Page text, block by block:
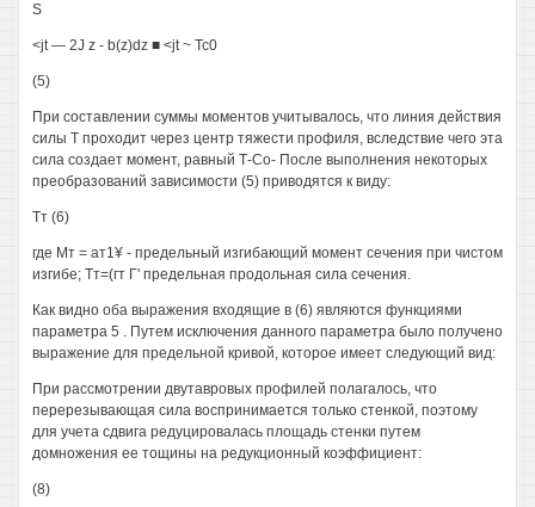
S
<jt — 2J z - b(z)dz ■ <jt ~ Tc0
(5)
При составлении суммы моментов учитывалось, что линия действия
силы Т проходит через центр тяжести профиля, вследствие чего эта
сила создает момент, равный Т-Со- После выполнения некоторых
преобразований зависимости (5) приводятся к виду:
Тт (6)
где Мт = ат1¥ - предельный изгибающий момент сечения при чистом
изгибе; Тт=(гт Г' предельная продольная сила сечения.
Как видно оба выражения входящие в (6) являются функциями
параметра 5 . Путем исключения данного параметра было получено
выражение для предельной кривой, которое имеет следующий вид:
При рассмотрении двутавровых профилей полагалось, что
перерезывающая сила воспринимается только стенкой, поэтому
для учета сдвига редуцировалась площадь стенки путем
домножения ее тощины на редукционный коэффициент:
(8)